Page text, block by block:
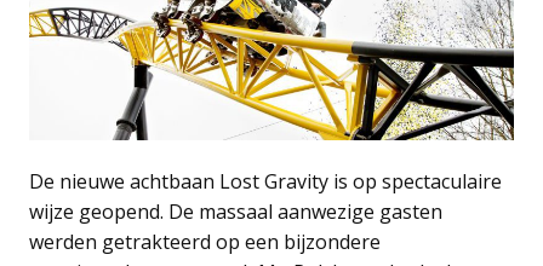
De nieuwe achtbaan Lost Gravity is op spectaculaire
wijze geopend. De massaal aanwezige gasten
werden getrakteerd op een bijzondere